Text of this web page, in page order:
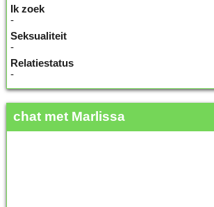
Ik zoek
-
Seksualiteit
-
Relatiestatus
-
chat met Marlissa